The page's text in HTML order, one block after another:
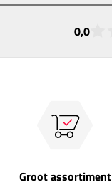
0,0
Groot assortiment